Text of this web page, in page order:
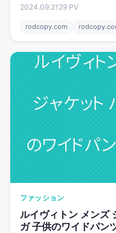
2024.09.21 29 PV
rodcopy.com
ファッション
ルイヴィトン メンズ
ガ 子供のワイドパン